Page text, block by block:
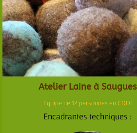
Atelier Laine à Saugues
Equipe de 12 personnes en CDDI
Encadrantes techniques :